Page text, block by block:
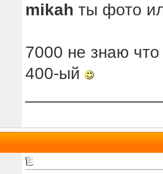
mikah ты фото
7000 не знаю
400-ый